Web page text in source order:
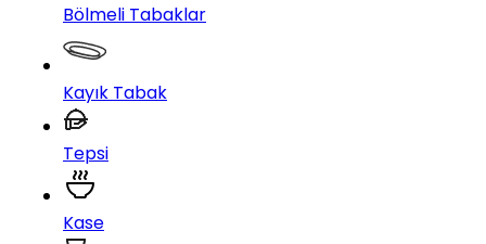
Bölmeli Tabaklar
Kayık Tabak
Tepsi
Kase